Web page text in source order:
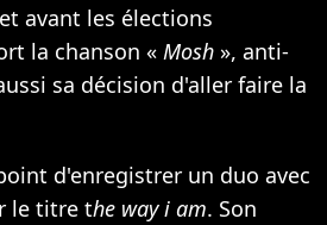
avant les élections
la chanson « Mosh », anti-
sa décision d'aller faire la
d'enregistrer un duo avec
le titre the way i am. Son